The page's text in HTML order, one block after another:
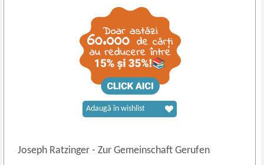
Joseph Ratzinger- Zur Gemeinschaft Gerufen
Adaugă în wishlist